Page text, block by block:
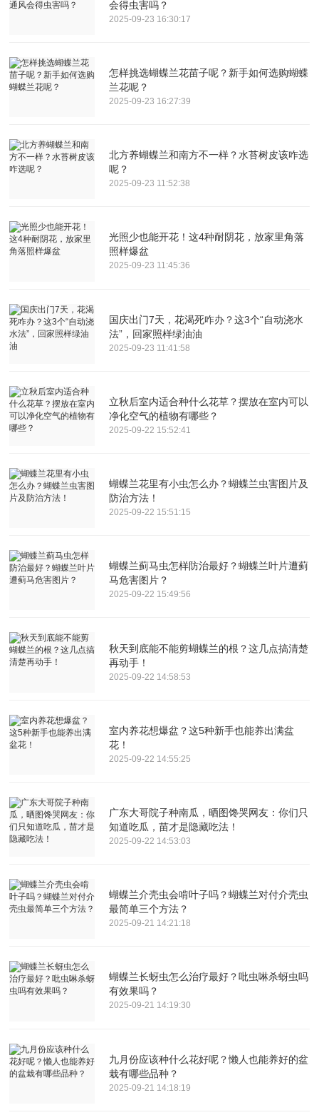
会得虫害吗？
2025-09-23 16:30:17
怎样挑选蝴蝶兰花苗子呢？新手如何选购蝴蝶
兰花呢？
2025-09-23 16:27:39
北方养蝴蝶兰和南方不一样？水苔树皮该咋选
呢？
2025-09-23 11:52:38
光照少也能开花！这4种耐阴花，放家里角落
照样爆盆
2025-09-23 11:45:36
国庆出门7天，花渴死咋办？这3个“自动浇水
法”，回家照样绿油油
2025-09-23 11:41:58
立秋后室内适合种什么花草？摆放在室内可以
净化空气的植物有哪些？
2025-09-22 15:52:41
蝴蝶兰花里有小虫怎么办？蝴蝶兰虫害图片及
防治方法！
2025-09-22 15:51:15
蝴蝶兰蓟马虫怎样防治最好？蝴蝶兰叶片遭蓟
马危害图片？
2025-09-22 15:49:56
秋天到底能不能剪蝴蝶兰的根？这几点搞清楚
再动手！
2025-09-22 14:58:53
室内养花想爆盆？这5种新手也能养出满盆
花！
2025-09-22 14:55:25
广东大哥院子种南瓜，晒图馋哭网友：你们只
知道吃瓜，苗才是隐藏吃法！
2025-09-22 14:53:03
蝴蝶兰介壳虫会啃叶子吗？蝴蝶兰对付介壳虫
最简单三个方法？
2025-09-21 14:21:18
蝴蝶兰长蚜虫怎么治疗最好？吡虫啉杀蚜虫吗
有效果吗？
2025-09-21 14:19:30
九月份应该种什么花好呢？懒人也能养好的盆
栽有哪些品种？
2025-09-21 14:18:19